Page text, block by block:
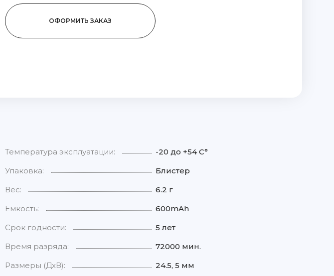
ОФОРМИТЬ ЗАКАЗ
Температура эксплуатации:
-20 до +54 С°
Упаковка:
Блистер
Вес:
6.2 г
Емкость:
600mAh
Срок годности:
5 лет
Время разряда:
72000 мин.
Размеры (ДхВ):
24.5, 5 мм